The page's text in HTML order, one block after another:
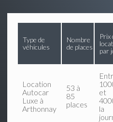
Type de
véhicules
Nombre
de places
Prix
par
Location
Autocar
Luxe à
Arthonnay
53 à
85
places
et
la